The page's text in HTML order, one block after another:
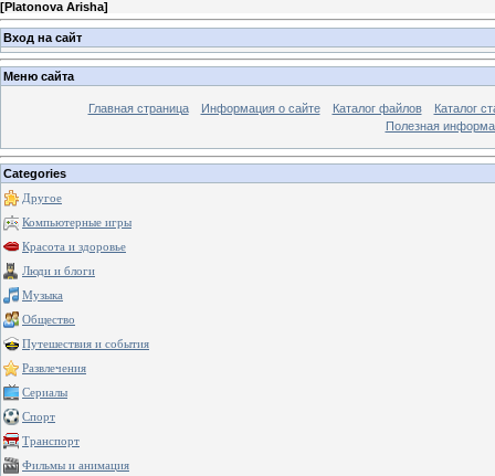
[Platonova Arisha]
Вход на сайт
Меню сайта
Главная страница Информация о сайте Каталог файлов
Каталог
Полезная
Categories
Другое
Компьютерные игры
Красота и здоровье
Люди и блоги
Музыка
Общество
Путешествия и события
Развлечения
Сериалы
Спорт
Транспорт
Фильмы и анимация